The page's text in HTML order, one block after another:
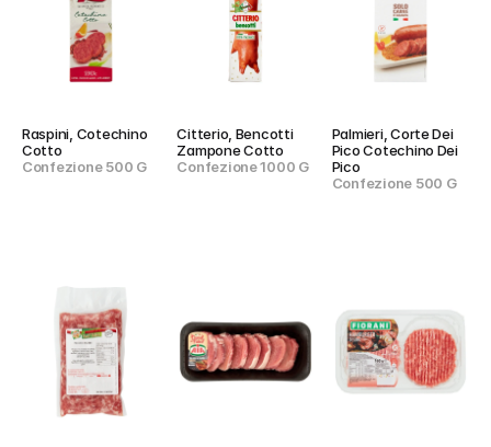
Raspini, Cotechino
Cotto
Confezione 500 G
Citterio, Bencotti
Zampone Cotto
Confezione 1000 G
Palmieri, Corte Dei
Pico Cotechino Dei
Pico
Confezione 500 G